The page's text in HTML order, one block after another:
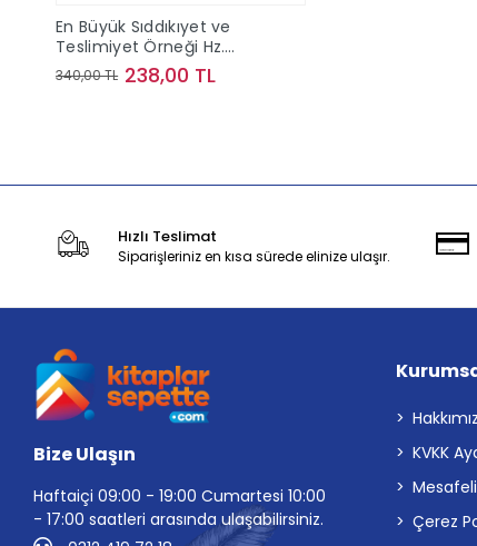
En Büyük Sıddıkıyet ve
Teslimiyet Örneği Hz.
Ebubekir
340,00 TL 238,00 TL
Hızlı Teslimat
Siparişleriniz en kısa sürede elinize ulaşır.
Bize Ulaşın
Haftaiçi 09:00 - 19:00 Cumartesi 10:00
- 17:00 saatleri arasında ulaşabilirsiniz.
KVKK
Çerez